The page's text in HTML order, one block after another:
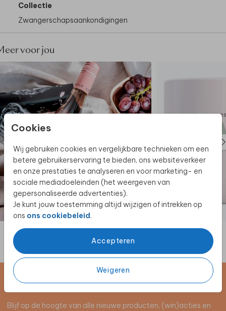
Cookies
Wij gebruiken cookies en vergelijkbare technieken om een
betere gebruikerservaring te bieden, ons websiteverkeer
en onze prestaties te analyseren en voor marketing- en
sociale mediadoeleinden (het weergeven van
gepersonaliseerde advertenties).
Je kunt jouw toestemming altijd wijzigen of intrekken op
ons ons cookiebeleid.
Accepteren
Weigeren
Collectie
Zwangerschapsaankondigingen
voor jou
FLESETIKET
Schrijf je in voor de nieuwsbrief
Blijf op de hoogte van alle nieuwe producten, (win)acties en